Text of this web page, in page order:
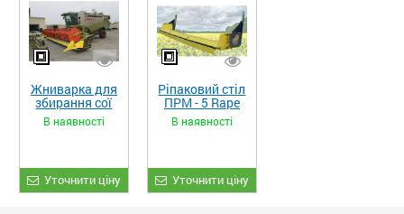
Жниварка для
збирання сої
та гороху
«ETTARO»
В наявності
Уточнити ціну
Ріпаковий стіл
ПРМ - 5 Rape
Fiore
В наявності
Уточнити ціну